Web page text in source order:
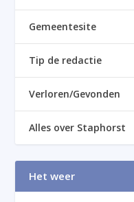
Gemeentesite
Tip de redactie
Verloren/Gevonden
Alles over Staphorst
Het weer